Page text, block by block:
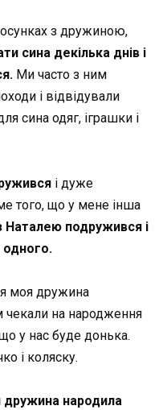
з дружиною,
сина декілька днів і
Ми часто з ним
і відвідували
сина одяг, іграшки і
і дуже
того, що у мене інша
Наталею подружився і
одного.
моя дружина
чекали на народження
у нас буде донька.
і коляску.
дружина народила